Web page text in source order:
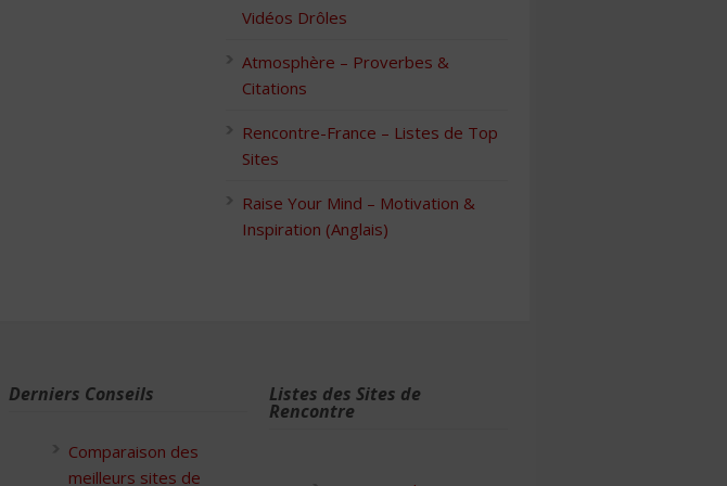
Vidéos Drôles
Atmosphère – Proverbes &
Citations
Rencontre-France – Listes de Top
Sites
Raise Your Mind – Motivation &
Inspiration (Anglais)
Derniers Conseils
Comparaison des
meilleurs sites de
Listes des Sites de
Rencontre